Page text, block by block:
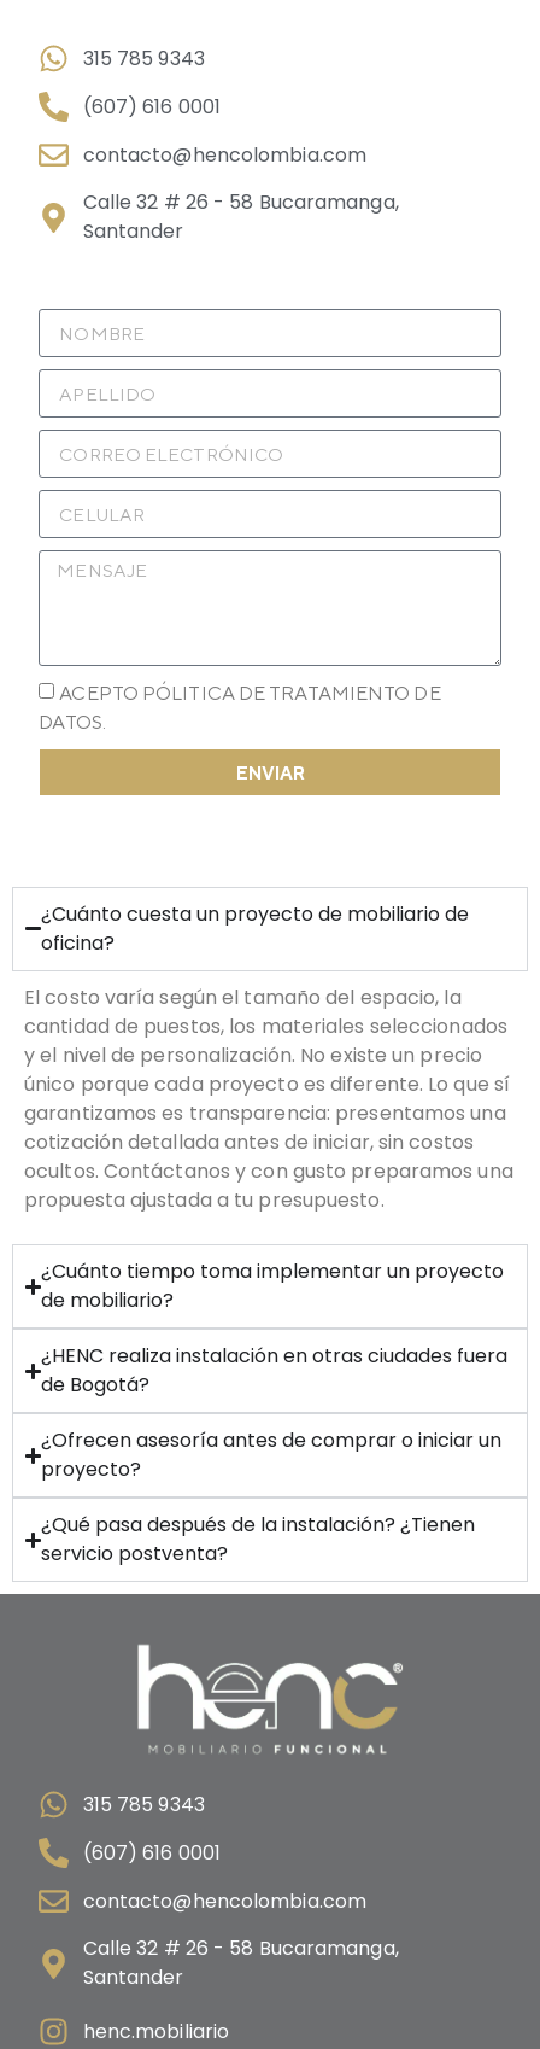
315 785 9343
(607) 616 0001
contacto@hencolombia.com
Calle 32 # 26 - 58 Bucaramanga,
Santander
ACEPTO PÓLITICA DE TRATAMIENTO DE
DATOS.
ENVIAR
¿Cuánto cuesta un proyecto de mobiliario de
oficina?
El costo varía según el tamaño del espacio, la
cantidad de puestos, los materiales seleccionados
y el nivel de personalización. No existe un precio
único porque cada proyecto es diferente. Lo que sí
garantizamos es transparencia: presentamos una
cotización detallada antes de iniciar, sin costos
ocultos. Contáctanos y con gusto preparamos una
propuesta ajustada a tu presupuesto.
¿Cuánto tiempo toma implementar un proyecto
de mobiliario?
¿HENC realiza instalación en otras ciudades fuera
de Bogotá?
¿Ofrecen asesoría antes de comprar o iniciar un
proyecto?
¿Qué pasa después de la instalación? ¿Tienen
servicio postventa?
315 785 9343
(607) 616 0001
contacto@hencolombia.com
Calle 32 # 26 - 58 Bucaramanga,
Santander
henc.mobiliario